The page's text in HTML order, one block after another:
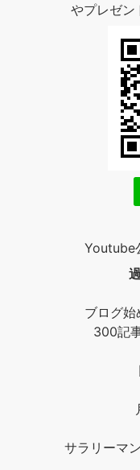
やプレゼン
Youtube
ブログ
300記
サラリーマ